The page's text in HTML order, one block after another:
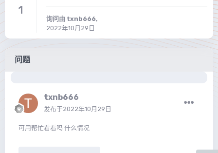
1
询问由 txnb666,
2022年10月29日
问题
txnb666
发布于2022年10月29日
可用帮忙看看吗 什么情况